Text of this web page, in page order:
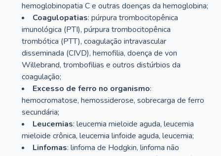
hemoglobinopatia C e outras doenças da hemoglobina;
Coagulopatias: púrpura trombocitopênica
imunológica (PTI), púrpura trombocitopênica
trombótica (PTT), coagulação intravascular
disseminada (CIVD), hemofilia, doença de von
Willebrand, trombofilias e outros distúrbios da
coagulação;
Excesso de ferro no organismo:
hemocromatose, hemossiderose, sobrecarga de ferro
secundária;
Leucemias: leucemia mieloide aguda, leucemia
mieloide crônica, leucemia linfoide aguda, leucemia;
Linfomas: linfoma de Hodgkin, linfoma não